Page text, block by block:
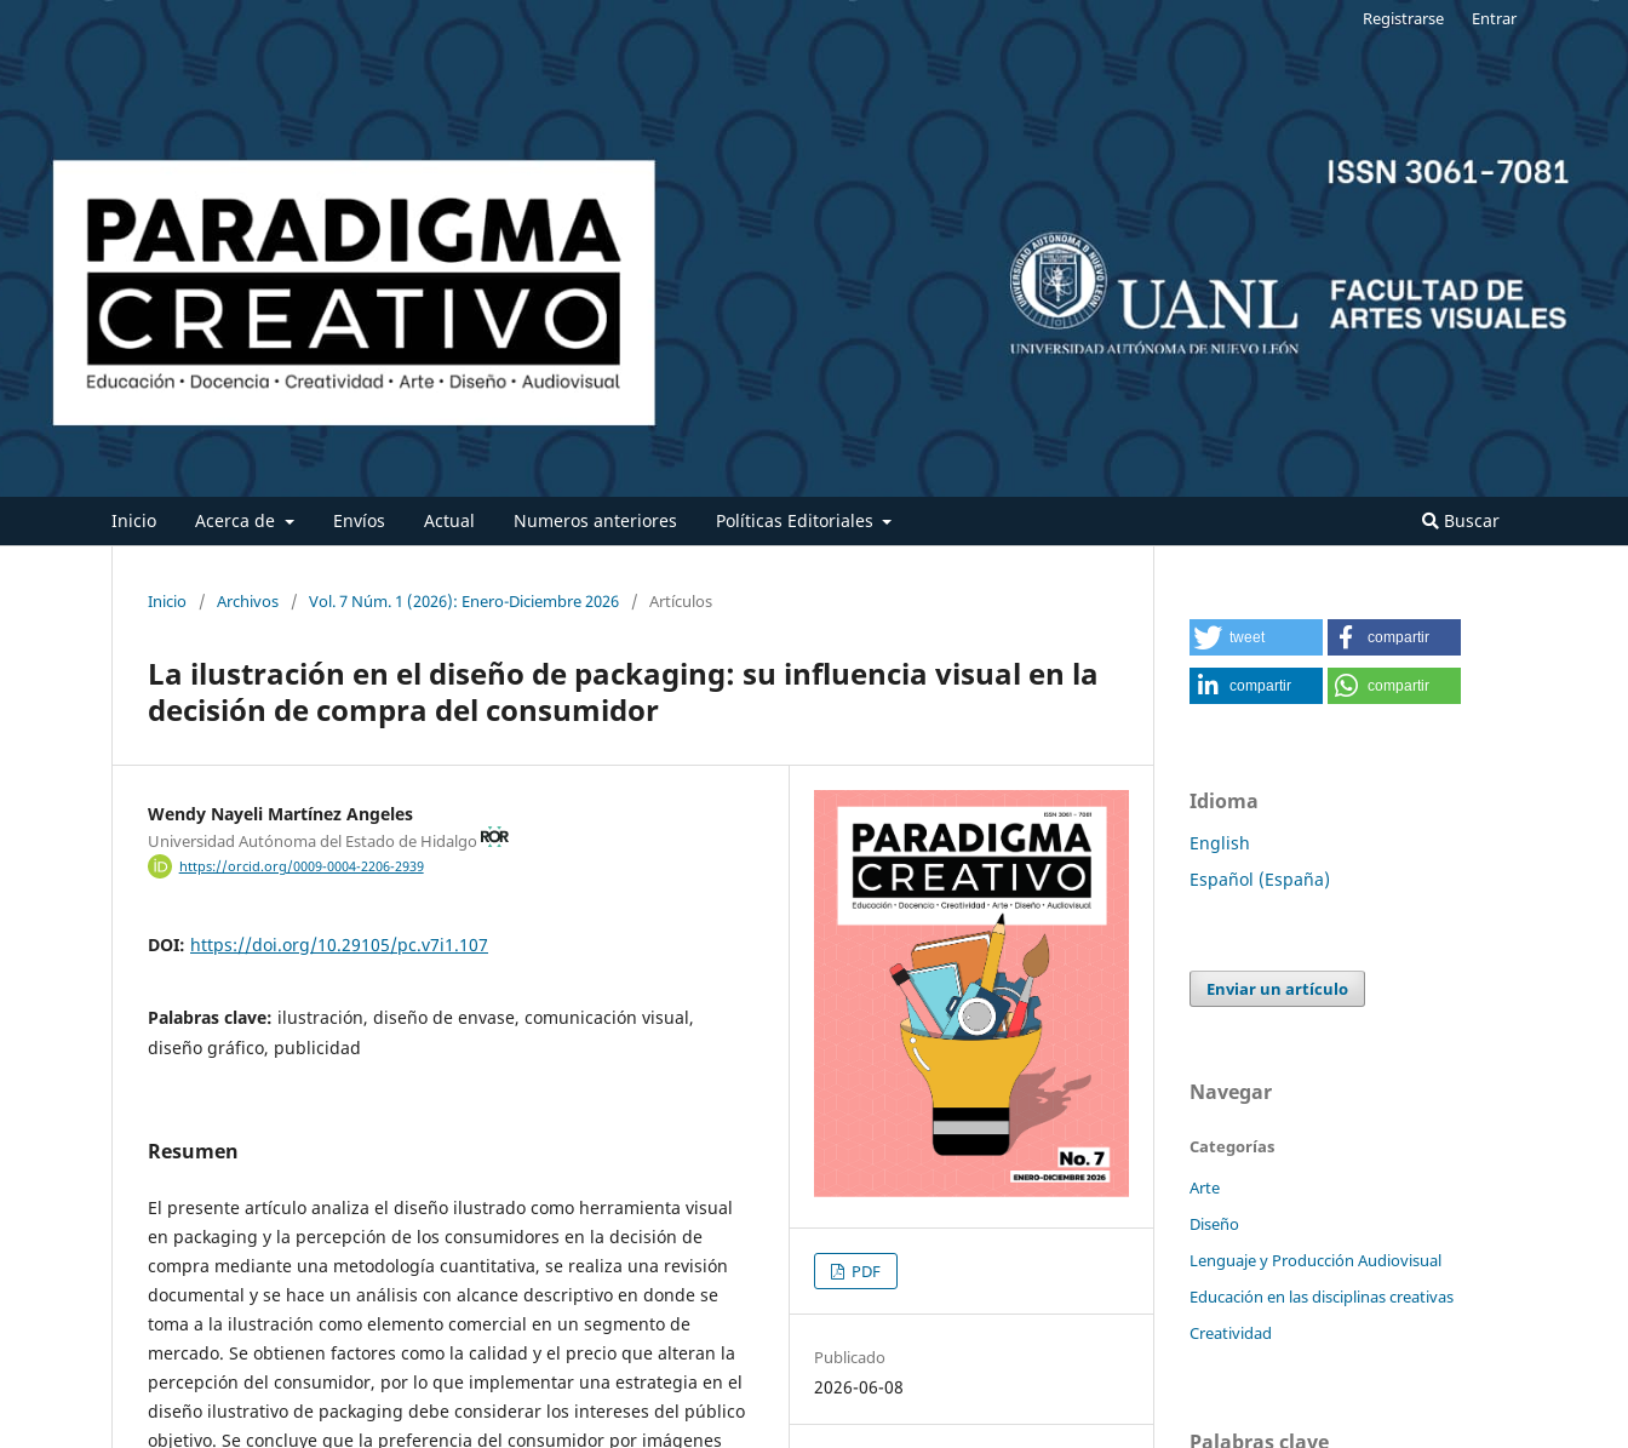
Inicio Acerca de Envíos Actual Numeros anteriores Políticas Editoriales Buscar
Registrarse Entrar
Inicio / Archivos / Vol. 7 Núm. 1 (2026): Enero-Diciembre 2026 / Artículos
La ilustración en el diseño de packaging: su influencia visual en la
decisión de compra del consumidor
Wendy Nayeli Martínez Angeles
Universidad Autónoma del Estado de Hidalgo
https://orcid.org/0009-0004-2206-2939
DOI: https://doi.org/10.29105/pc.v7i1.107
Palabras clave: ilustración, diseño de envase, comunicación visual,
diseño gráfico, publicidad
Resumen
El presente artículo analiza el diseño ilustrado como herramienta visual
en packaging y la percepción de los consumidores en la decisión de
compra mediante una metodología cuantitativa, se realiza una revisión
documental y se hace un análisis con alcance descriptivo en donde se
toma a la ilustración como elemento comercial en un segmento de
mercado. Se obtienen factores como la calidad y el precio que alteran la
percepción del consumidor, por lo que implementar una estrategia en el
diseño ilustrativo de packaging debe considerar los intereses del público
objetivo. Se concluye que la preferencia del consumidor por imágenes
PDF
Publicado
2026-06-08
tweet compartir
compartir compartir
Idioma
English
Español (España)
Enviar un artículo
Navegar
Categorías
Arte
Diseño
Lenguaje y Producción Audiovisual
Educación en las disciplinas creativas
Creatividad
Palabras clave